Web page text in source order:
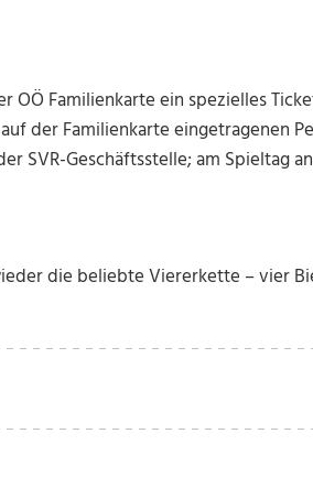
Familienkarte ein spezielles
der Familienkarte eingetragenen
Geschäftsstelle; am Spieltag an
die beliebte Viererkette – vier